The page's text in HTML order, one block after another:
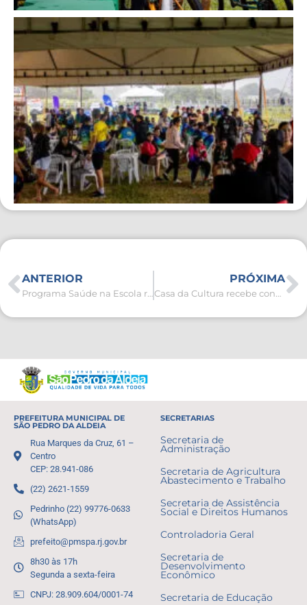
ANTERIOR PRÓXIMA
PREFEITURA MUNICIPAL DE
SÃO PEDRO DA ALDEIA
Rua Marques da Cruz, 61 –
Centro
CEP: 28.941-086
(22) 2621-1559
Pedrinho (22) 99776-0633
(WhatsApp)
prefeito@pmspa.rj.gov.br
8h30 às 17h
Segunda a sexta-feira
CNPJ: 28.909.604/0001-74
SECRETARIAS
Secretaria de
Administração
Secretaria de Agricultura
Abastecimento e Trabalho
Secretaria de Assistência
Social e Direitos Humanos
Controladoria Geral
Secretaria de
Desenvolvimento
Econômico
Secretaria de Educação